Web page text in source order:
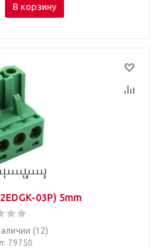
В корзину
03P) 5mm
(12)
: 79750